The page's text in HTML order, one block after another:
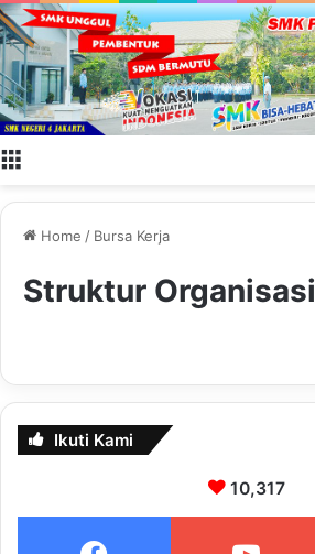
Home / Bursa Kerja
Struktur Organisasi
Ikuti Kami
10,317